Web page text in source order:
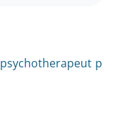
psychotherapeut p